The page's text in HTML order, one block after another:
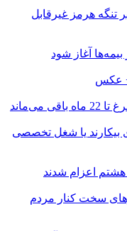
تنگه هرمز غیرقابل
آغاز شود
عکس
بیکارند یا شغل تخصصی
سخت کنار مردم